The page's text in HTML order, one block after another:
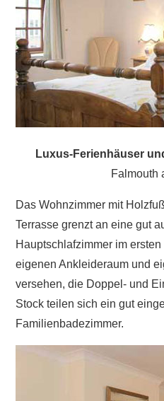
Luxus-Ferienhäuser
Falmouth
Das Wohnzimmer mit
Terrasse grenzt an eine gut
Hauptschlafzimmer im
eigenen Ankleideraum und
versehen, die Doppel- und
Stock teilen sich ein gut
Familienbadezimmer.